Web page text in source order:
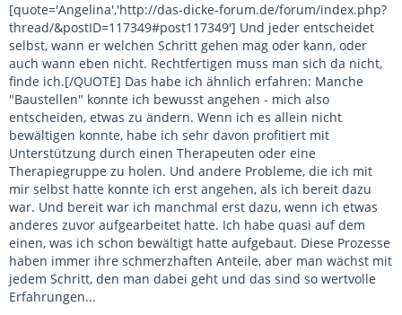
[quote='Angelina','http://das-dicke-forum.de/forum/index.php?
thread/&postID=117349#post117349'] Und jeder entscheidet
selbst, wann er welchen Schritt gehen mag oder kann, oder
auch wann eben nicht. Rechtfertigen muss man sich da nicht,
finde ich.[/QUOTE] Das habe ich ähnlich erfahren: Manche
"Baustellen" konnte ich bewusst angehen - mich also
entscheiden, etwas zu ändern. Wenn ich es allein nicht
bewältigen konnte, habe ich sehr davon profitiert mit
Unterstützung durch einen Therapeuten oder eine
Therapiegruppe zu holen. Und andere Probleme, die ich mit
mir selbst hatte konnte ich erst angehen, als ich bereit dazu
war. Und bereit war ich manchmal erst dazu, wenn ich etwas
anderes zuvor aufgearbeitet hatte. Ich habe quasi auf dem
einen, was ich schon bewältigt hatte aufgebaut. Diese Prozesse
haben immer ihre schmerzhaften Anteile, aber man wächst mit
jedem Schritt, den man dabei geht und das sind so wertvolle
Erfahrungen...